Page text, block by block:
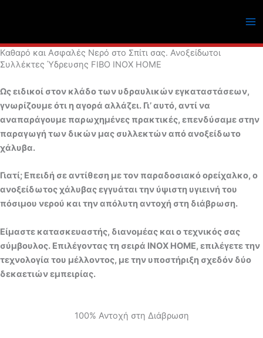
Καθαρό και Ασφαλές Νερό στο Σπίτι σας. Ανοξείδωτοι
Συλλέκτες Ύδρευσης FIBO INOX HOME
Ως ειδικοί στον κλάδο των υδραυλικών εγκαταστάσεων,
γνωρίζουμε ότι η αγορά αλλάζει. Γι’ αυτό, αντί να
αναπαράγουμε παρωχημένες πρακτικές, επενδύσαμε στην
παραγωγή των δικών μας συλλεκτών από ανοξείδωτο
χάλυβα.
Γιατί; Επειδή σε αντίθεση με τον παραδοσιακό ορείχαλκο, ο
ανοξείδωτος χάλυβας εγγυάται την ύψιστη υγιεινή του
πόσιμου νερού και την απόλυτη αντοχή στη διάβρωση.
Είμαστε κατασκευαστής, διανομέας και ο τεχνικός σας
σύμβουλος. Επιλέγοντας τη σειρά INOX HOME, επιλέγετε την
τεχνολογία του μέλλοντος, με την υποστήριξη σχεδόν δύο
δεκαετιών εμπειρίας.
100% Αντοχή στη Διάβρωση